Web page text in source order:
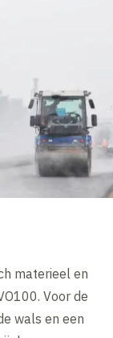
materieel en
Voor de
wals en een